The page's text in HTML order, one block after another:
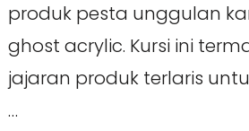
produk pesta unggulan
ghost acrylic. Kursi ini
jajaran produk terlaris
…